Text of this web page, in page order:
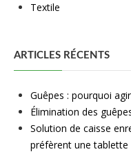
Textile
ARTICLES RÉCENTS
Guêpes : pourquoi
Élimination des
Solution de caisse
préfèrent une tablette